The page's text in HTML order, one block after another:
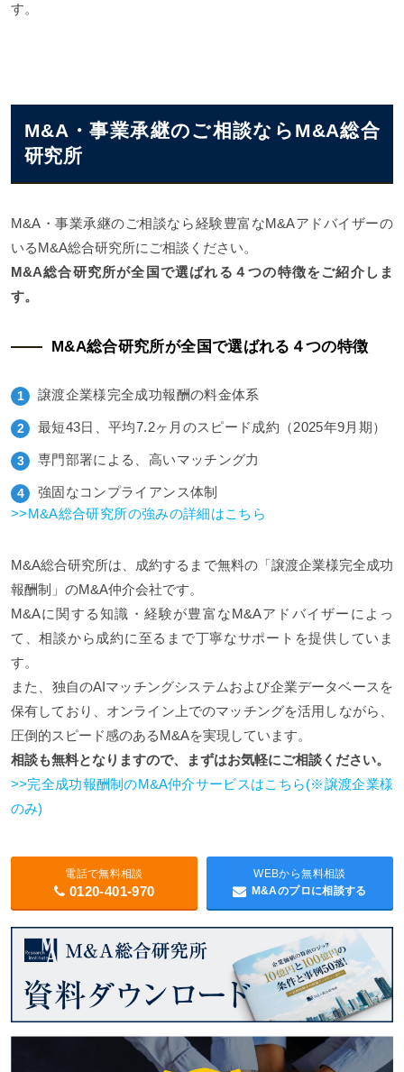
す。
M&A・事業承継のご相談ならM&A総合
研究所
M&A・事業承継のご相談なら経験豊富なM&Aアドバイザーの
いるM&A総合研究所にご相談ください。
M&A総合研究所が全国で選ばれる４つの特徴をご紹介しま
す。
M&A総合研究所が全国で選ばれる４つの特徴
譲渡企業様完全成功報酬の料金体系
最短43日、平均7.2ヶ月のスピード成約（2025年9月期）
専門部署による、高いマッチング力
強固なコンプライアンス体制
>>M&A総合研究所の強みの詳細はこちら
M&A総合研究所は、成約するまで無料の「譲渡企業様完全成功
報酬制」のM&A仲介会社です。
M&Aに関する知識・経験が豊富なM&Aアドバイザーによっ
て、相談から成約に至るまで丁寧なサポートを提供していま
す。
また、独自のAIマッチングシステムおよび企業データベースを
保有しており、オンライン上でのマッチングを活用しながら、
圧倒的スピード感のあるM&Aを実現しています。
相談も無料となりますので、まずはお気軽にご相談ください。
>>完全成功報酬制のM&A仲介サービスはこちら(※譲渡企業様
のみ)
電話で無料相談
0120-401-970
WEBから無料相談
M&Aのプロに相談する